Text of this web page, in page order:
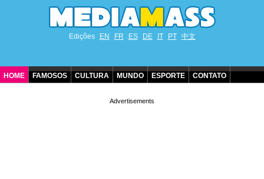
Edições EN FR ES DE IT PT 中文
HOME FAMOSOS CULTURA MUNDO ESPORTE CONTATO